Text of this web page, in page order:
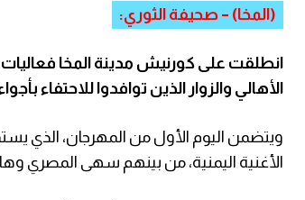
(المخا) – صحيفة الثوري:
انطلقت على كورنيش مدينة المخا
الأهالي والزوار الذين توافدوا للاحتفاء
ويتضمن اليوم الأول من المهرجان، الذي
الأغنية اليمنية، من بينهم سهى المصري